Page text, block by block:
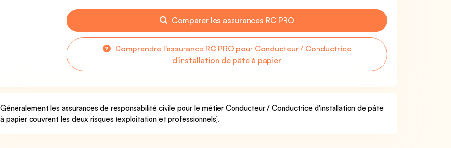
Comparer les assurances RC PRO
Comprendre l'assurance RC PRO pour Conducteur / Conductrice
d'installation de pâte à papier
Généralement les assurances de responsabilité civile pour le métier Conducteur / Conductrice d'installation de pâte
à papier couvrent les deux risques (exploitation et professionnels).